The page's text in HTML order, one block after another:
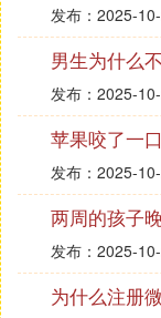
发布：2025-
男生为什么
发布：2025-
苹果咬了一
发布：2025-
两周的孩子
发布：2025-
为什么注册